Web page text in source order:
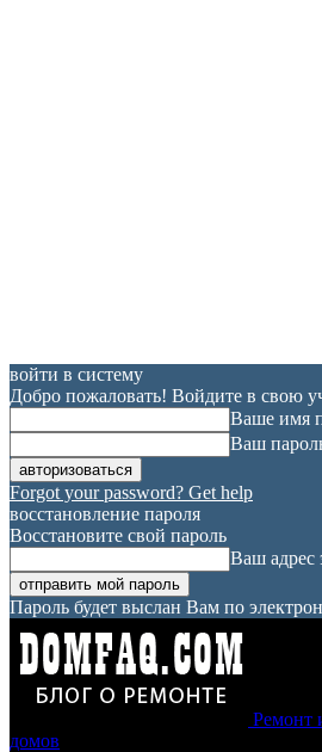
войти в систему
Добро пожаловать! Войдите в свою
Ваше имя
Ваш
Forgot your password? Get help
восстановление пароля
Восстановите свой пароль
Ваш адрес
Пароль будет выслан Вам по
Ремонт
домов